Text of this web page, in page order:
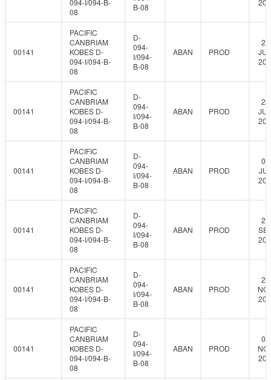
094-I/094-B-
08
B-08
00141
PACIFIC
CANBRIAM
KOBES D-
094-I/094-B-
08
D-
094-
I/094-
B-08
ABAN PROD
00141
PACIFIC
CANBRIAM
KOBES D-
094-I/094-B-
08
D-
094-
I/094-
B-08
ABAN PROD
00141
PACIFIC
CANBRIAM
KOBES D-
094-I/094-B-
08
D-
094-
I/094-
B-08
ABAN PROD
00141
PACIFIC
CANBRIAM
KOBES D-
094-I/094-B-
08
D-
094-
I/094-
B-08
ABAN PROD
00141
PACIFIC
CANBRIAM
KOBES D-
094-I/094-B-
08
D-
094-
I/094-
B-08
ABAN PROD
00141
PACIFIC
CANBRIAM
KOBES D-
094-I/094-B-
08
D-
094-
I/094-
B-08
ABAN PROD